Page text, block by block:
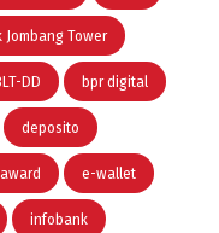
Jombang Tower
DD bpr digital
deposito
e-wallet
infobank